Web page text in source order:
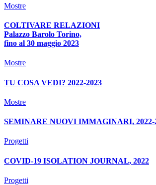
Mostre
COLTIVARE RELAZIONI
Palazzo Barolo Torino,
fino al 30 maggio 2023
Mostre
TU COSA VEDI? 2022-2023
Mostre
SEMINARE NUOVI IMMAGINARI, 2022-
Progetti
COVID-19 ISOLATION JOURNAL, 2022
Progetti